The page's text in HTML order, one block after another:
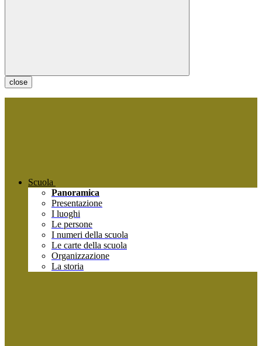
close
Scuola
Panoramica
Presentazione
I luoghi
Le persone
I numeri della scuola
Le carte della scuola
Organizzazione
La storia